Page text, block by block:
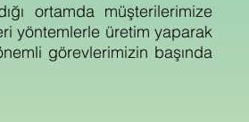
ortamda müşterilerimize
yöntemlerle üretim yaparak
görevlerimizin başında